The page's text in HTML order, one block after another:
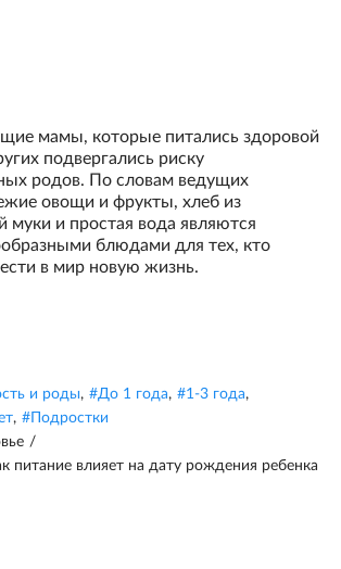
мамы, которые питались здоровой
подвергались риску
родов. По словам ведущих
овощи и фрукты, хлеб из
муки и простая вода являются
блюдами для тех, кто
в мир новую жизнь.
и роды, #До 1 года, #1-3 года,
, # Подростки
/
питание влияет на дату рождения ребенка